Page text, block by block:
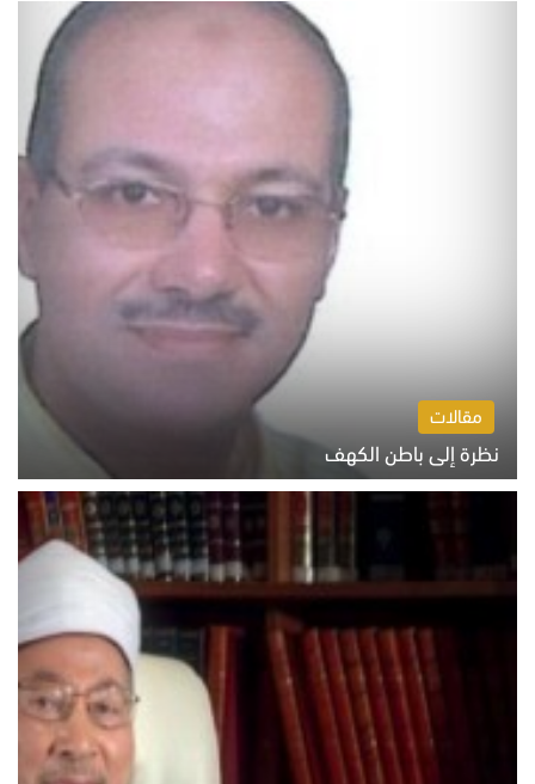
مقالات
نظرة إلى باطن الكهف
السبت 8 أغسطس 2026 11:04 ص